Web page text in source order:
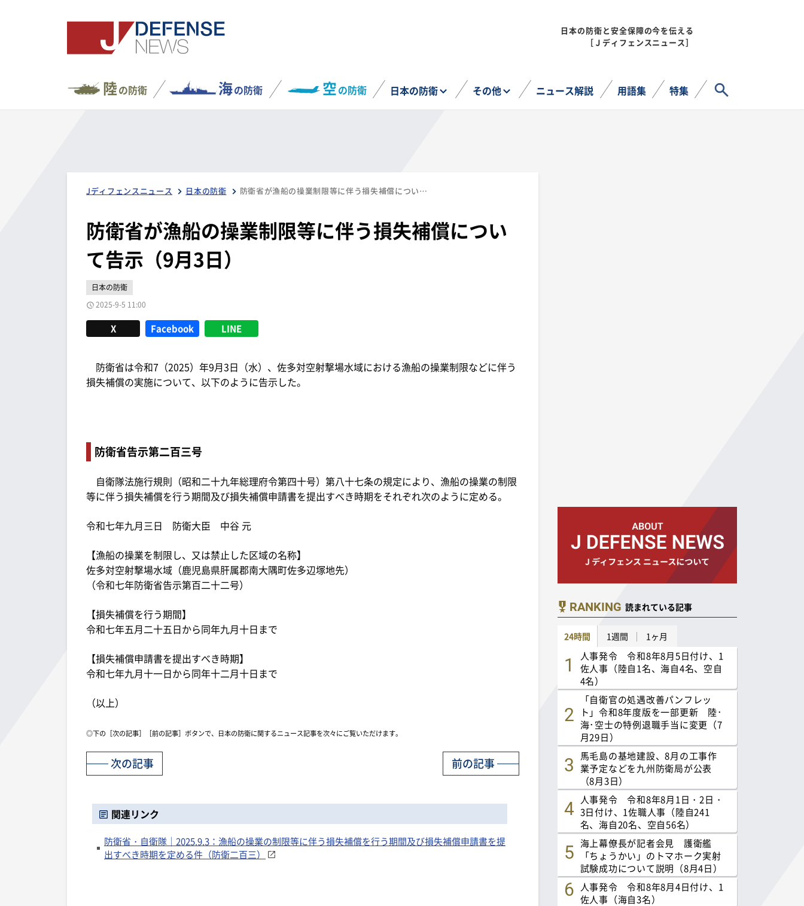
日本の防衛と安全保障の今を伝える
［Ｊディフェンスニュース］
陸の防衛 海の防衛 空の防衛 日本の防衛 その他 ニュース解説 用語集 特集
Jディフェンスニュース 日本の防衛 防衛省が漁船の操業制限等に伴う損失補償について告示（9月3日）
防衛省が漁船の操業制限等に伴う損失補償につい
て告示（9月3日）
日本の防衛
2025-9-5 11:00
X Facebook LINE
防衛省は令和7（2025）年9月3日（水）、佐多対空射撃場水域における漁船の操業制限などに伴う
損失補償の実施について、以下のように告示した。
防衛省告示第二百三号
自衛隊法施行規則（昭和二十九年総理府令第四十号）第八十七条の規定により、漁船の操業の制限
等に伴う損失補償を行う期間及び損失補償申請書を提出すべき時期をそれぞれ次のように定める。
令和七年九月三日 防衛大臣 中谷 元
【漁船の操業を制限し、又は禁止した区域の名称】
佐多対空射撃場水域（鹿児島県肝属郡南大隅町佐多辺塚地先）
（令和七年防衛省告示第百二十二号）
【損失補償を行う期間】
令和七年五月二十五日から同年九月十日まで
【損失補償申請書を提出すべき時期】
令和七年九月十一日から同年十二月十日まで
（以上）
◎下の［次の記事］［前の記事］ボタンで、日本の防衛に関するニュース記事を次々にご覧いただけます。
前の記事
次の記事
関連リンク
防衛省・自衛隊｜2025.9.3：漁船の操業の制限等に伴う損失補償を行う期間及び損失補償申請書を提
出すべき時期を定める件（防衛二百三）
RANKING 読まれている記事
24時間 1週間 1ヶ月
人事発令 令和8年8月5日付け、1
佐人事（陸自1名、海自4名、空自
4名）
「自衛官の処遇改善パンフレッ
ト」令和8年度版を一部更新 陸･
海･空士の特例退職手当に変更（7
月29日）
馬毛島の基地建設、8月の工事作
業予定などを九州防衛局が公表
（8月3日）
人事発令 令和8年8月1日・2日・
3日付け、1佐職人事（陸自241
名、海自20名、空自56名）
海上幕僚長が記者会見 護衛艦
「ちょうかい」のトマホーク実射
試験成功について説明（8月4日）
人事発令 令和8年8月4日付け、1
佐人事（海自3名）